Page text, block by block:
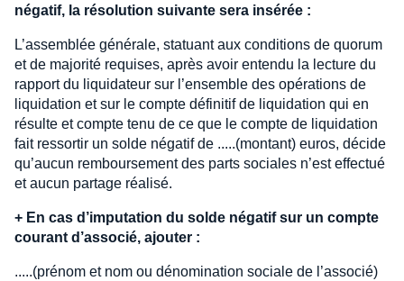
négatif, la résolution suivante sera insérée :
L’assemblée générale, statuant aux conditions de quorum
et de majorité requises, après avoir entendu la lecture du
rapport du liquidateur sur l’ensemble des opérations de
liquidation et sur le compte définitif de liquidation qui en
résulte et compte tenu de ce que le compte de liquidation
fait ressortir un solde négatif de .....(montant) euros, décide
qu’aucun remboursement des parts sociales n’est effectué
et aucun partage réalisé.
+ En cas d’imputation du solde négatif sur un compte
courant d’associé, ajouter :
.....(prénom et nom ou dénomination sociale de l’associé)